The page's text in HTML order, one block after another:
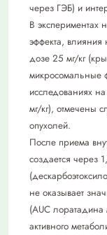
через ГЭБ) и
В экспериментах
эффекта, влияния
дозе 25 мг/кг
микросомальные
исследованиях
мг/кг), отмечены
опухолей.
После приема
создается через
не оказывает
(AUC
активного